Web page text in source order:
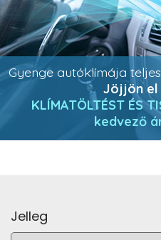
Gyenge autóklímája
Jöjjön el
KLÍMATÖLTÉST ÉS
kedvező
Jelleg